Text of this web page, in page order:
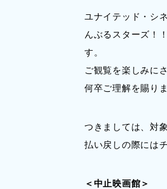
ユナイテッド・シ
んぶるスターズ！
す。
ご観覧を楽しみに
何卒ご理解を賜り
つきましては、対
払い戻しの際には
＜中止映画館＞